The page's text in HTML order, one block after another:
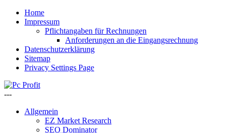
Home
Impressum
Pflichtangaben für Rechnungen
Anforderungen an die Eingangsrechnung
Datenschutzerklärung
Sitemap
Privacy Settings Page
---
Allgemein
EZ Market Research
SEO Dominator